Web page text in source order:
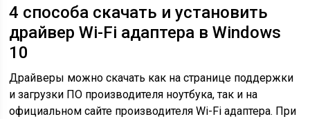
4 способа скачать и установить
драйвер Wi-Fi адаптера в Windows
10
Драйверы можно скачать как на странице поддержки
и загрузки ПО производителя ноутбука, так и на
официальном сайте производителя Wi-Fi адаптера. При